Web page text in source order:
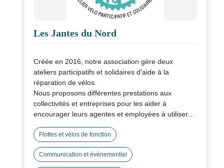
Les Jantes du Nord
Créée en 2016, notre association gère deux
ateliers participatifs et solidaires d’aide à la
réparation de vélos.
Nous proposons différentes prestations aux
collectivités et entreprises pour les aider à
encourager leurs agentes et employées à utiliser
Atelier mobile, initiation à l’entretien de son vélo,
formations spécifiques, chantier participatif
solidaire, etc. Notre offre est variée et
Flottes et vélos de fonction
Communication et événementiel